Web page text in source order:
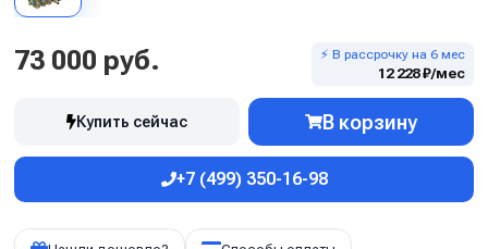
73 000 руб. ⚡ В рассрочку на 6 мес
12 228 ₽/мес
Купить сейчас В корзину
+7 (499) 350-16-98